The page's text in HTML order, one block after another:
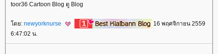
toor36 Cartoon Blog ดู Blog
ดย: newyorknurse
16 พฤศจิกายน 2559
6:47:02 น.